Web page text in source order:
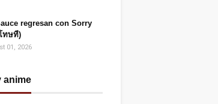
regresan con Sorry
ทษที)
01, 2026
anime